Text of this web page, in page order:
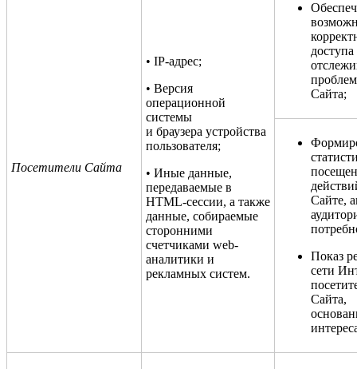
Посетители Сайта
• IP-адрес;
• Версия
операционной
системы
и браузера устройства
пользователя;
• Иные данные,
передаваемые в
HTML-сессии, а также
данные, собираемые
сторонними
счетчиками web-
аналитики и
рекламных систем.
Сайта;
Сайте,
Показ
сети
Сайта,